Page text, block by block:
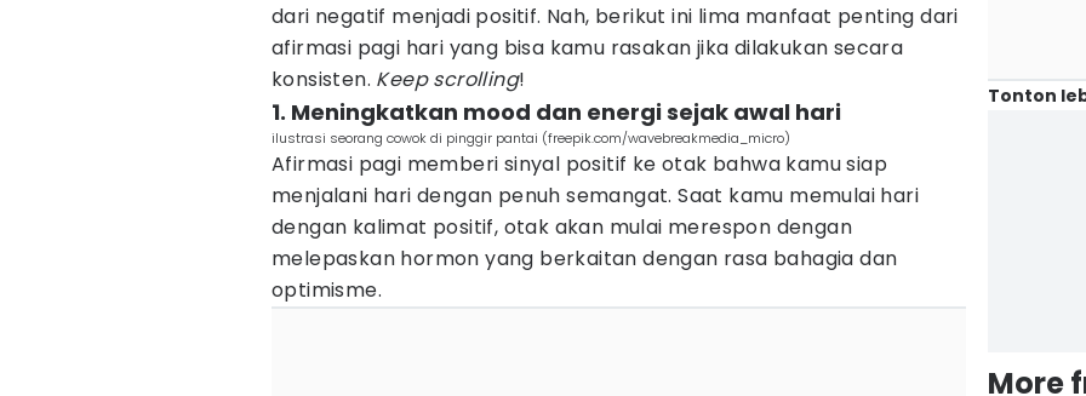
dari negatif menjadi positif. Nah, berikut ini lima manfaat penting dari
afirmasi pagi hari yang bisa kamu rasakan jika dilakukan secara
konsisten. Keep scrolling!
1. Meningkatkan mood dan energi sejak awal hari
ilustrasi seorang cowok di pinggir pantai (freepik.com/wavebreakmedia_micro)
Afirmasi pagi memberi sinyal positif ke otak bahwa kamu siap
menjalani hari dengan penuh semangat. Saat kamu memulai hari
dengan kalimat positif, otak akan mulai merespon dengan
melepaskan hormon yang berkaitan dengan rasa bahagia dan
optimisme.
Tonton
More